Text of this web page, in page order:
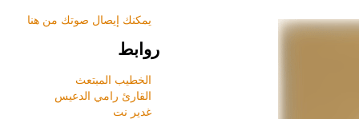
يمكنك إيصال صوتك من هنا
روابط
الخطيب المبتعث
القارئ رامي الدعيس
غدير نت